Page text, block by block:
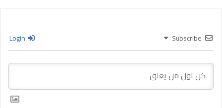
Subscribe